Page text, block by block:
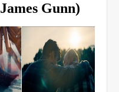
Gunn)